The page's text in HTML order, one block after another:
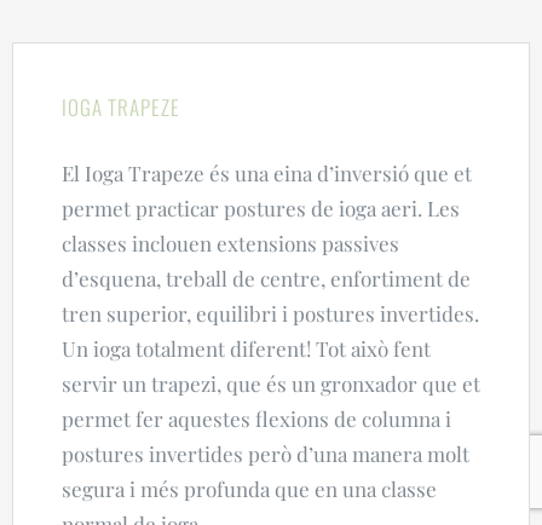
IOGA TRAPEZE
El Ioga Trapeze és una eina d’inversió que et
permet practicar postures de ioga aeri. Les
classes inclouen extensions passives
d’esquena, treball de centre, enfortiment de
tren superior, equilibri i postures invertides.
Un ioga totalment diferent! Tot això fent
servir un trapezi, que és un gronxador que et
permet fer aquestes flexions de columna i
postures invertides però d’una manera molt
segura i més profunda que en una classe